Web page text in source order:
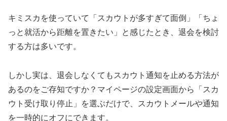
キミスカを使っていて「スカウトが多すぎて面倒」「ちょ
っと就活から距離を置きたい」と感じたとき、退会を検討
する方は多いです。
しかし実は、退会しなくてもスカウト通知を止める方法が
あるのをご存知ですか？マイページの設定画面から「スカ
ウト受け取り停止」を選ぶだけで、スカウトメールや通知
を一時的にオフにできます。